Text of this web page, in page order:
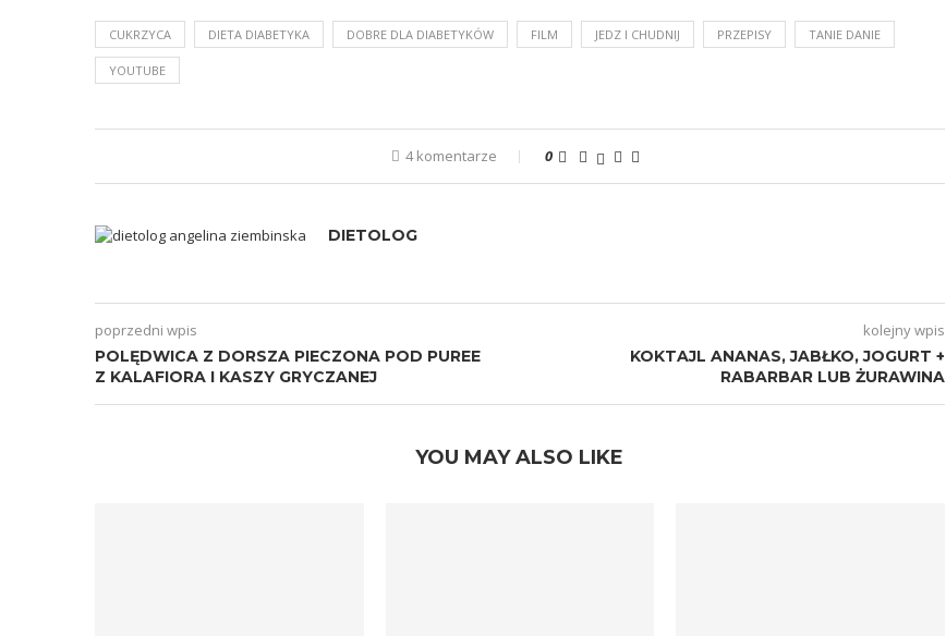
CUKRZYCA DIETA DIABETYKA DOBRE DLA DIABETYKÓW FILM JEDZ I CHUDNIJ PRZEPISY TANIE DANIE
YOUTUBE
4 komentarze 0
DIETOLOG
poprzedni wpis
POLĘDWICA Z DORSZA PIECZONA POD PUREE
Z KALAFIORA I KASZY GRYCZANEJ
kolejny wpis
KOKTAJL ANANAS, JABŁKO, JOGURT +
RABARBAR LUB ŻURAWINA
YOU MAY ALSO LIKE